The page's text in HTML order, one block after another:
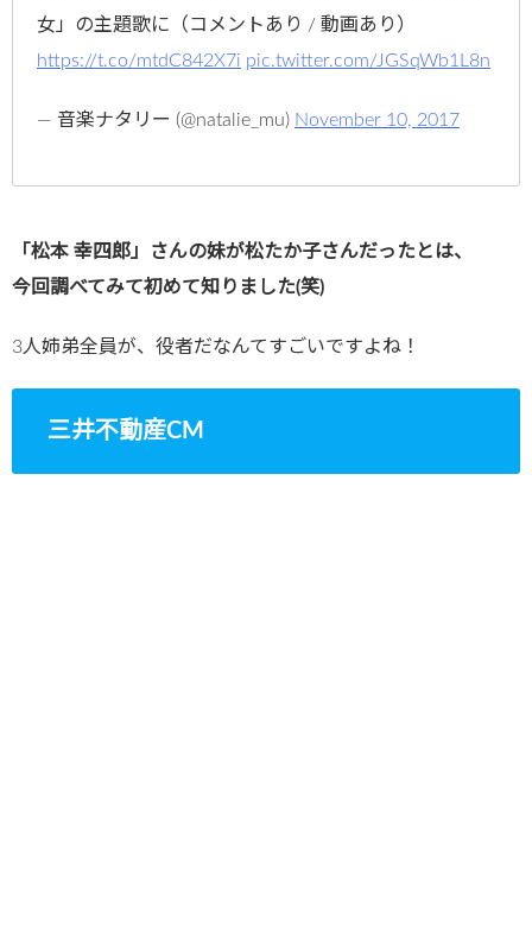
女」の主題歌に（コメントあり / 動画あり）
https://t.co/mtdC842X7i pic.twitter.com/JGSqWb1L8n
— 音楽ナタリー (@natalie_mu) November 10, 2017
「松本 幸四郎」さんの妹が松たか子さんだったとは、
今回調べてみて初めて知りました(笑)
3人姉弟全員が、役者だなんてすごいですよね！
三井不動産CM